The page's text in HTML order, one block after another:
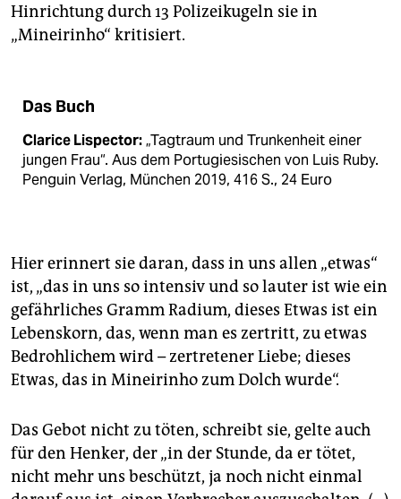
Hinrichtung durch 13 Polizeikugeln sie in
„Mineirinho“ kritisiert.
Das Buch
Clarice Lispector:„Tagtraum und Trunkenheit einer
jungen Frau“. Aus dem Portugiesischen von Luis Ruby.
Penguin Verlag, München 2019, 416 S., 24 Euro
Hier erinnert sie daran, dass in uns allen „etwas“
ist, „das in uns so intensiv und so lauter ist wie ein
gefährliches Gramm Radium, dieses Etwas ist ein
Lebenskorn, das, wenn man es zertritt, zu etwas
Bedrohlichem wird – zertretener Liebe; dieses
Etwas, das in Mineirinho zum Dolch wurde“.
Das Gebot nicht zu töten, schreibt sie, gelte auch
für den Henker, der „in der Stunde, da er tötet,
nicht mehr uns beschützt, ja noch nicht einmal